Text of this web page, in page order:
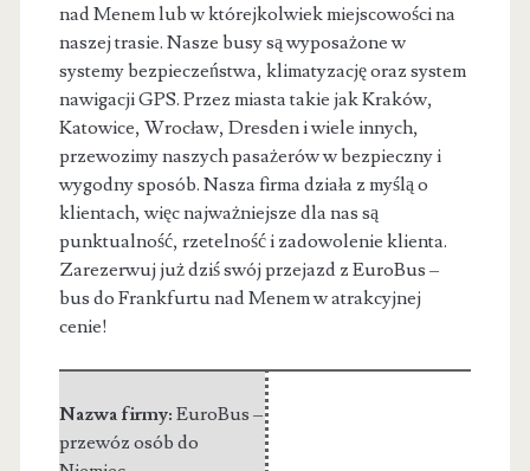
nad Menem lub w którejkolwiek miejscowości na
naszej trasie. Nasze busy są wyposażone w
systemy bezpieczeństwa, klimatyzację oraz system
nawigacji GPS. Przez miasta takie jak Kraków,
Katowice, Wrocław, Dresden i wiele innych,
przewozimy naszych pasażerów w bezpieczny i
wygodny sposób. Nasza firma działa z myślą o
klientach, więc najważniejsze dla nas są
punktualność, rzetelność i zadowolenie klienta.
Zarezerwuj już dziś swój przejazd z EuroBus –
bus do Frankfurtu nad Menem w atrakcyjnej
cenie!
Nazwa firmy: EuroBus –
przewóz osób do